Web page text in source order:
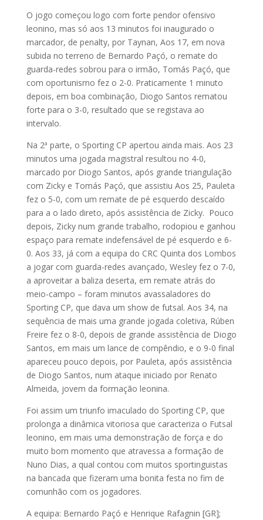
O jogo começou logo com forte pendor ofensivo
leonino, mas só aos 13 minutos foi inaugurado o
marcador, de penalty, por Taynan, Aos 17, em nova
subida no terreno de Bernardo Paçó, o remate do
guarda-redes sobrou para o irmão, Tomás Paçó, que
com oportunismo fez o 2-0. Praticamente 1 minuto
depois, em boa combinação, Diogo Santos rematou
forte para o 3-0, resultado que se registava ao
intervalo.
Na 2ª parte, o Sporting CP apertou ainda mais. Aos 23
minutos uma jogada magistral resultou no 4-0,
marcado por Diogo Santos, após grande triangulação
com Zicky e Tomás Paçó, que assistiu Aos 25, Pauleta
fez o 5-0, com um remate de pé esquerdo descaído
para a o lado direto, após assistência de Zicky. Pouco
depois, Zicky num grande trabalho, rodopiou e ganhou
espaço para remate indefensável de pé esquerdo e 6-
0. Aos 33, já com a equipa do CRC Quinta dos Lombos
a jogar com guarda-redes avançado, Wesley fez o 7-0,
a aproveitar a baliza deserta, em remate atrás do
meio-campo – foram minutos avassaladores do
Sporting CP, que dava um show de futsal. Aos 34, na
sequência de mais uma grande jogada coletiva, Rúben
Freire fez o 8-0, depois de grande assistência de Diogo
Santos, em mais um lance de compêndio, e o 9-0 final
apareceu pouco depois, por Pauleta, após assistência
de Diogo Santos, num ataque iniciado por Renato
Almeida, jovem da formação leonina.
Foi assim um triunfo imaculado do Sporting CP, que
prolonga a dinâmica vitoriosa que caracteriza o Futsal
leonino, em mais uma demonstração de força e do
muito bom momento que atravessa a formação de
Nuno Dias, a qual contou com muitos sportinguistas
na bancada que fizeram uma bonita festa no fim de
comunhão com os jogadores.
A equipa: Bernardo Paçó e Henrique Rafagnin [GR];